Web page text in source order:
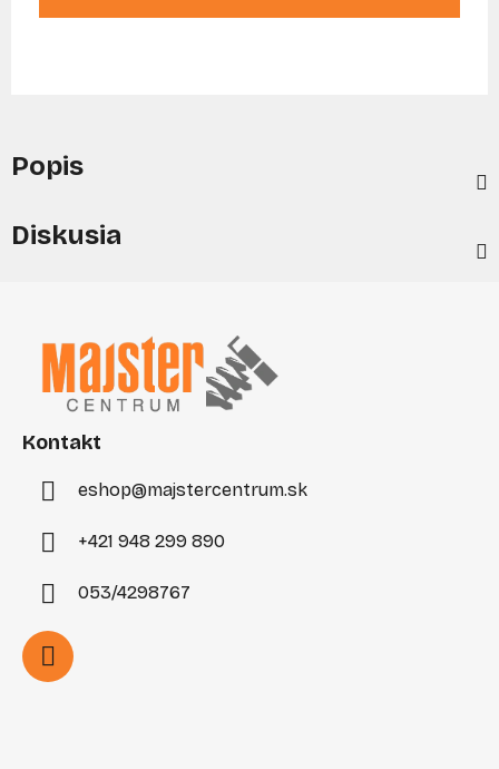
Popis
Diskusia
Kontakt
eshop@majstercentrum.sk
+421 948 299 890
053/4298767